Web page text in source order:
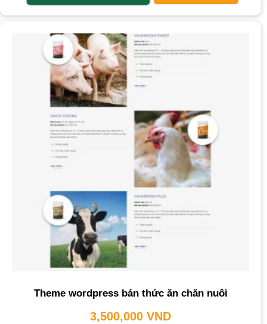
Theme wordpress bán thức ăn chăn nuôi
3,500,000 VND